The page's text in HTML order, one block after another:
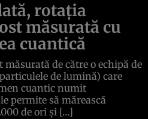
rotația
măsurată cu
cuantică
de către o echipă de
de lumină) care
cuantic numit
permite să mărească
de ori și […]